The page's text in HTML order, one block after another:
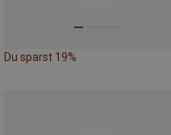
Du sparst 19%